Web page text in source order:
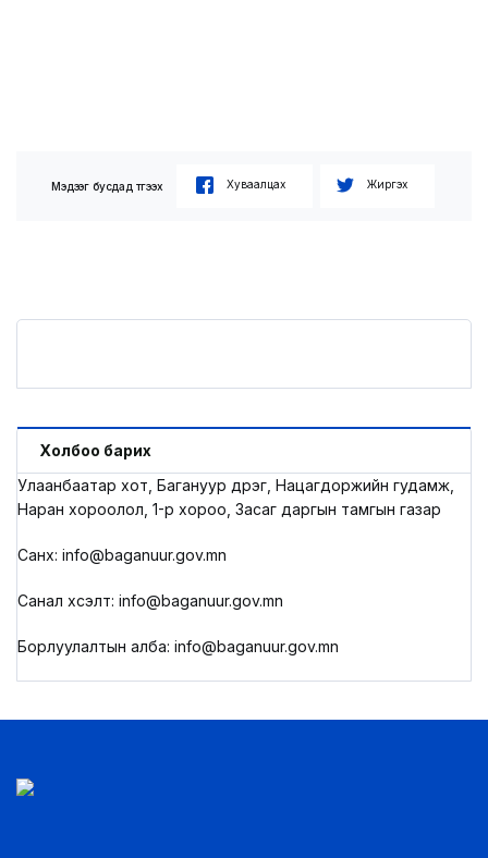
Мэдээг бусдад түгээх Хуваалцах Жиргэх
Холбоо барих
Улаанбаатар хот, Багануур дүүрэг, Нацагдоржийн гудамж,
Наран хороолол, 1-р хороо, Засаг даргын тамгын газар
Санхүү: info@baganuur.gov.mn
Санал хүсэлт: info@baganuur.gov.mn
Борлуулалтын алба: info@baganuur.gov.mn